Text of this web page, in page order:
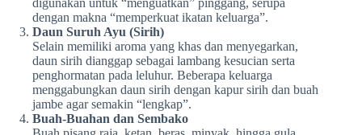
digunakan untuk “menguatkan” pinggang, serupa
dengan makna “memperkuat ikatan keluarga”.
Daun Suruh Ayu (Sirih)
Selain memiliki aroma yang khas dan menyegarkan,
daun sirih dianggap sebagai lambang kesucian serta
penghormatan pada leluhur. Beberapa keluarga
menggabungkan daun sirih dengan kapur sirih dan buah
jambe agar semakin “lengkap”.
Buah-Buahan dan Sembako